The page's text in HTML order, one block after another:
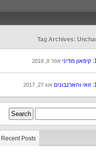
Tag Archives:
אפר 8, 2018
אוג 27, 2017
Recent Posts